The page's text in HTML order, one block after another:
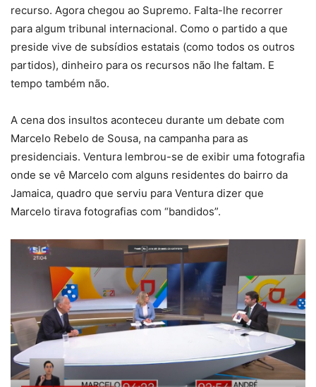
recurso. Agora chegou ao Supremo. Falta-lhe recorrer
para algum tribunal internacional. Como o partido a que
preside vive de subsídios estatais (como todos os outros
partidos), dinheiro para os recursos não lhe faltam. E
tempo também não.
A cena dos insultos aconteceu durante um debate com
Marcelo Rebelo de Sousa, na campanha para as
presidenciais. Ventura lembrou-se de exibir uma fotografia
onde se vê Marcelo com alguns residentes do bairro da
Jamaica, quadro que serviu para Ventura dizer que
Marcelo tirava fotografias com “bandidos”.